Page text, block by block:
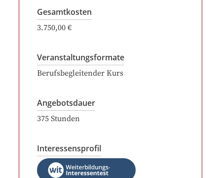
Gesamtkosten
3.750,00 €
Veranstaltungsformate
Berufsbegleitender Kurs
Angebotsdauer
375 Stunden
Interessensprofil